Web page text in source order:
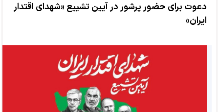
دعوت برای حضور پرشور در آیین تشییع «شهدای اقتدار
ایران»